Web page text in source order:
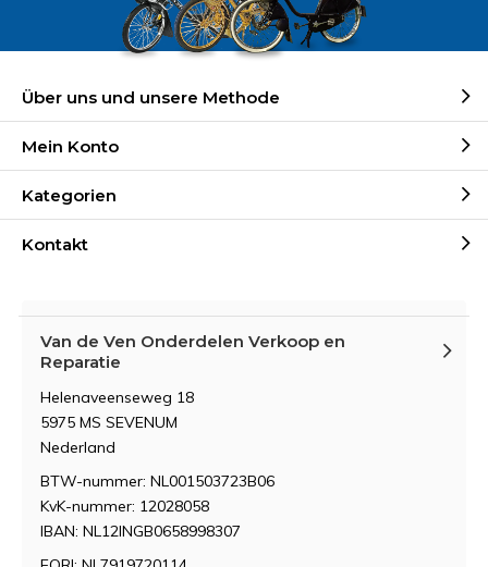
Über uns und unsere Methode
Mein Konto
Kategorien
Kontakt
Van de Ven Onderdelen Verkoop en
Reparatie
Helenaveenseweg 18
5975 MS SEVENUM
Nederland
BTW-nummer: NL001503723B06
KvK-nummer: 12028058
IBAN: NL12INGB0658998307